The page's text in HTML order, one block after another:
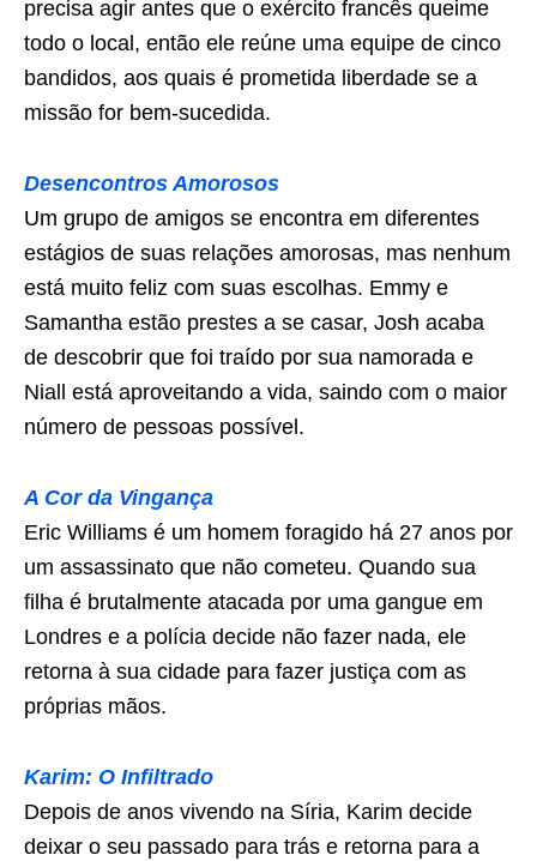
precisa agir antes que o exército francês queime
todo o local, então ele reúne uma equipe de cinco
bandidos, aos quais é prometida liberdade se a
missão for bem-sucedida.
Desencontros Amorosos
Um grupo de amigos se encontra em diferentes
estágios de suas relações amorosas, mas nenhum
está muito feliz com suas escolhas. Emmy e
Samantha estão prestes a se casar, Josh acaba
de descobrir que foi traído por sua namorada e
Niall está aproveitando a vida, saindo com o maior
número de pessoas possível.
A Cor da Vingança
Eric Williams é um homem foragido há 27 anos por
um assassinato que não cometeu. Quando sua
filha é brutalmente atacada por uma gangue em
Londres e a polícia decide não fazer nada, ele
retorna à sua cidade para fazer justiça com as
próprias mãos.
Karim: O Infiltrado
Depois de anos vivendo na Síria, Karim decide
deixar o seu passado para trás e retorna para a